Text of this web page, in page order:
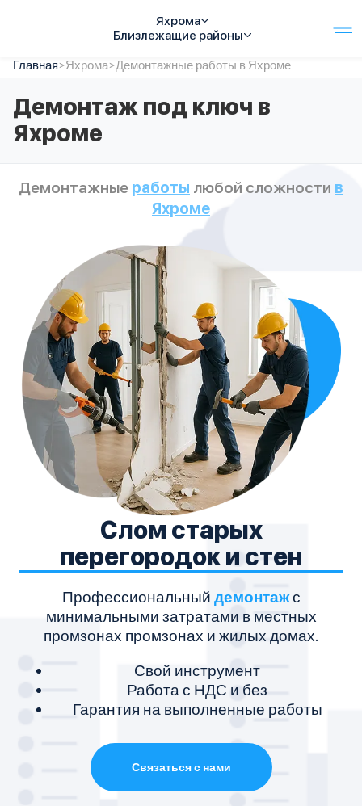
Яхрома
Близлежащие районы
Услуги
Автопарк
Тарифы
Акции
Контакты
Главная>Яхрома>Демонтажные работы в Яхроме
Демонтаж под ключ в
Яхроме
Демонтажные работы любой сложности в
Яхроме
Слом старых
перегородок и стен
Профессиональный демонтажс
минимальными затратами в местных
промзонах промзонах и жилых домах.
Свой инструмент
Работа с НДС и без
Гарантия на выполненные работы
Связаться с нами